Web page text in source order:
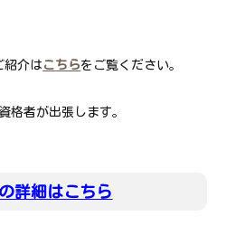
紹介は こちらをご覧ください。
格者が出張します。
詳細はこちら